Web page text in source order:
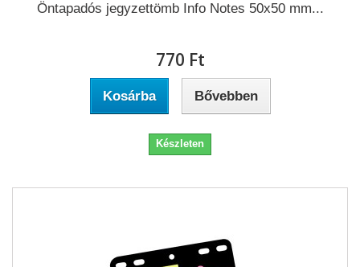
Öntapadós jegyzettömb Info Notes 50x50 mm...
770 Ft‎
Kosárba Bővebben
Készleten